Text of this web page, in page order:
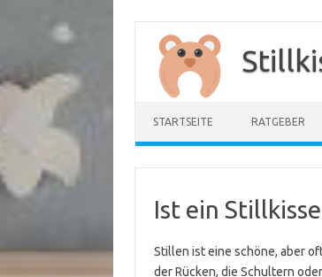
Inhalt
springen
STARTSEITE RATGEBER
Ist ein
Stillen ist eine schöne, aber
der Rücken, die Schultern